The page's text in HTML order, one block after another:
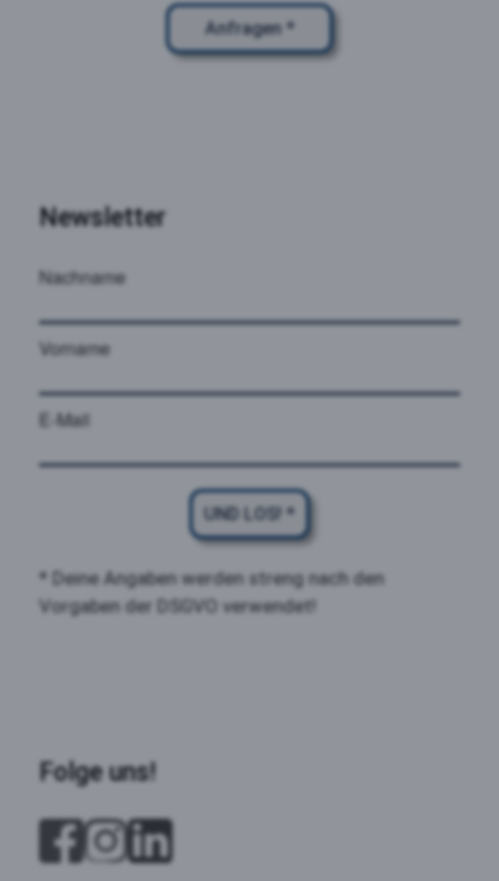
Anfragen *
Newsletter
Nachname
Vorname
E-Mail
UND LOS! *
* Deine Angaben werden streng nach den
Vorgaben der DSGVO verwendet!
Folge uns!